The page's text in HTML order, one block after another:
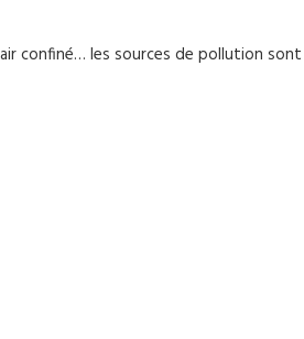
confiné… les sources de pollution